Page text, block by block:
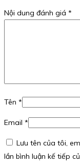
Nội dung đánh giá *
Tên *
Email *
Lưu tên của tôi,
lần bình luận kế tiếp